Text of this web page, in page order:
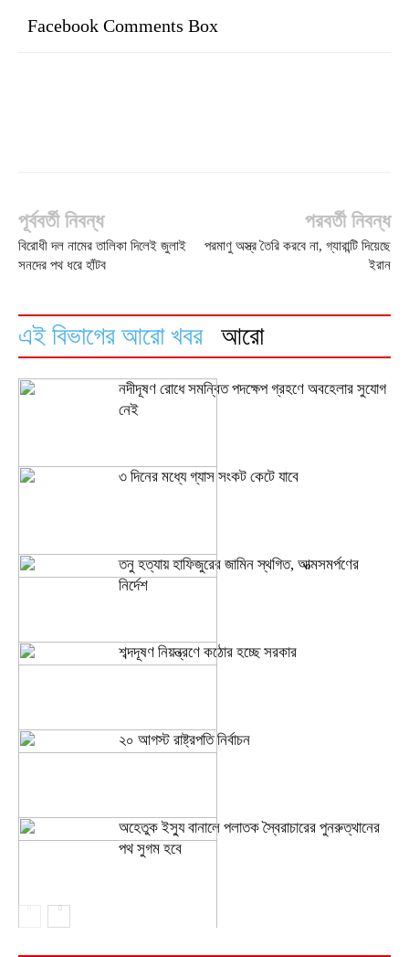
Facebook Comments Box
পূর্ববর্তী নিবন্ধ
বিরোধী দল নামের তালিকা দিলেই জুলাই
সনদের পথ ধরে হাঁটব
পরবর্তী নিবন্ধ
পরমাণু অস্ত্র তৈরি করবে না, গ্যারান্টি দিয়েছে
ইরান
এই বিভাগের আরো খবর আরো
নদীদূষণ রোধে সমন্বিত পদক্ষেপ গ্রহণে অবহেলার সুযোগ
নেই
৩ দিনের মধ্যে গ্যাস সংকট কেটে যাবে
তনু হত্যায় হাফিজুরের জামিন স্থগিত, আত্মসমর্পণের
নির্দেশ
শব্দদূষণ নিয়ন্ত্রণে কঠোর হচ্ছে সরকার
২০ আগস্ট রাষ্ট্রপতি নির্বাচন
অহেতুক ইস্যু বানালে পলাতক স্বৈরাচারের পুনরুত্থানের
পথ সুগম হবে